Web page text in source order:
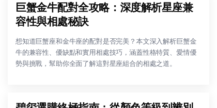
巨蟹金牛配對全攻略：深度解析星座兼
容性與相處秘訣
想知道巨蟹座和金牛座的配對是否完美？本文深入解析巨蟹金
牛的兼容性、優缺點和實用相處技巧，涵蓋性格特質、愛情優
勢與挑戰，幫助你全面了解這對星座組合的相處之道。